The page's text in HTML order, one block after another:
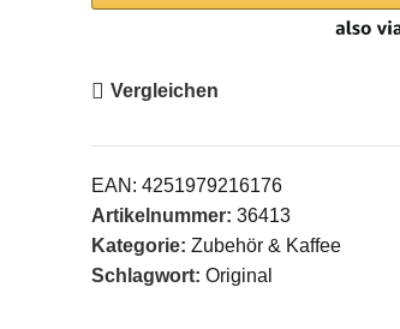
Vergleichen
EAN: 4251979216176
Artikelnummer: 36413
Kategorie: Zubehör & Kaffee
Schlagwort: Original